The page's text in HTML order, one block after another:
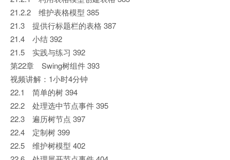
21.2.2 维护表格模型 385
21.3 提供行标题栏的表格 387
21.4 小结 392
21.5 实践与练习 392
第22章 Swing树组件 393
视频讲解：1小时4分钟
22.1 简单的树 394
22.2 处理选中节点事件 395
22.3 遍历树节点 397
22.4 定制树 399
22.5 维护树模型 402